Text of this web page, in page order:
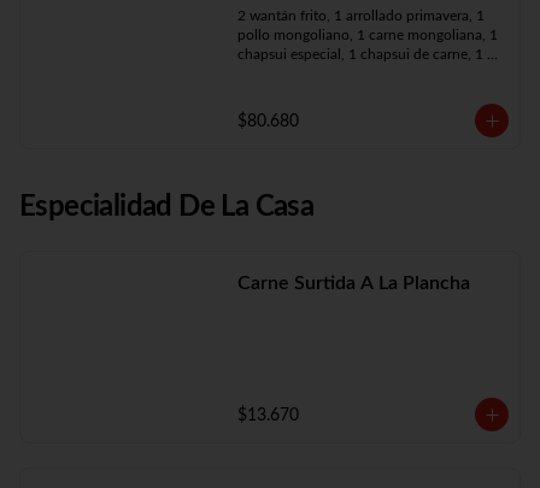
2 wantán frito, 1 arrollado primavera, 1
pollo mongoliano, 1 carne mongoliana, 1
chapsui especial, 1 chapsui de carne, 1
$80.680
Especialidad De La Casa
Carne Surtida A La Plancha
$13.670